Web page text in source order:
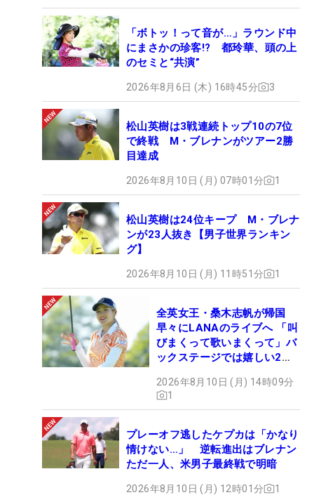
「ボトッ！って音が…」ラウンド中
にまさかの珍客!? 都玲華、頭の上
のセミと“共演”
2026年8月6日 (木) 16時45分 3
松山英樹は3戦連続トップ10の7位
で終戦 M・ブレナンがツアー2勝
目達成
2026年8月10日 (月) 07時01分 1
松山英樹は24位キープ M・ブレナ
ンが23人抜き【男子世界ランキン
グ】
2026年8月10日 (月) 11時51分 1
全英女王・桑木志帆が帰国
早々にLANAのライブへ 「叫
びまくって歌いまくって」バ
ックステージでは嬉しい2シ
2026年8月10日 (月) 14時09分
1
プレーオフ逃したケプカは「かなり
情けない…」 逆転進出はブレナン
ただ一人、米男子最終戦で明暗
2026年8月10日 (月) 12時01分 1